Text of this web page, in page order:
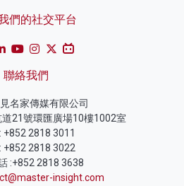
們的社交平台
聯絡我們
名家傳媒有限公司
道21號環匯廣場10樓1002室
+852 2818 3011
+852 2818 3022
:+852 2818 3638
insight.com